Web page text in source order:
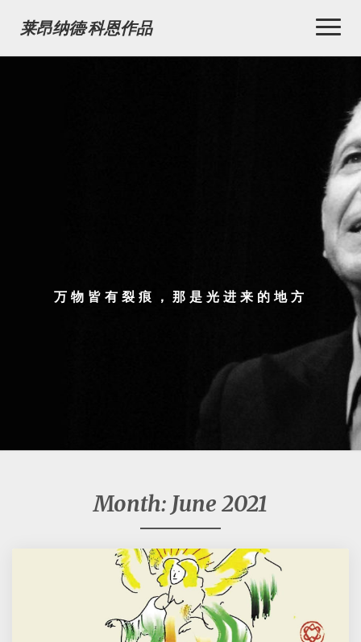
莱昂纳德·科恩作品
万物皆有裂痕，那是光进来的地方
Month: June 2021